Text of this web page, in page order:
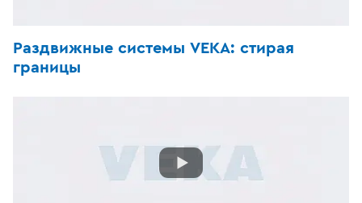
Раздвижные системы VEKA: стирая
границы